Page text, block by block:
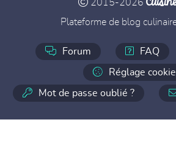
2015-2026
Plateforme de blog
Forum FAQ
Réglage
Mot de passe oublié ?